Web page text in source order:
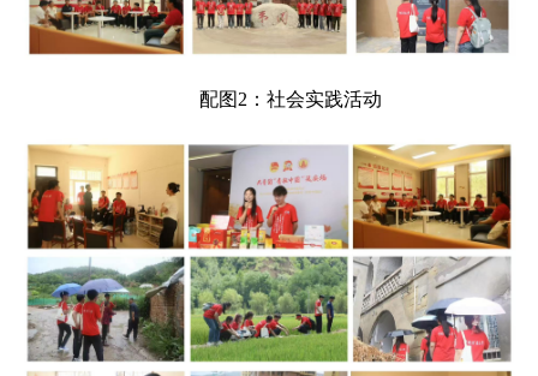
配图2：社会实践活动